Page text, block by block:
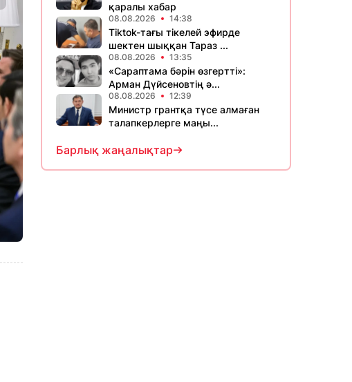
қаралы хабар
08.08.2026 14:38
Tiktok-тағы тікелей эфирде
шектен шыққан Тараз ...
08.08.2026 13:35
«Сараптама бәрін өзгертті»:
Арман Дүйсеновтің ә...
08.08.2026 12:39
Министр грантқа түсе алмаған
талапкерлерге маңы...
Барлық жаңалықтар